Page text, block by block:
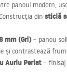
panoul modern,
din sticlă
mm (Gri) – panou
și contrastează
Auriu Periat –